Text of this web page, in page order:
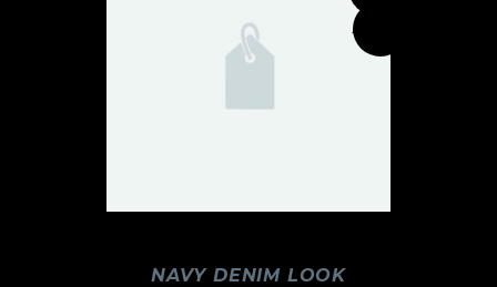
ACTUALITÉS
NAVY DENIM LOOK